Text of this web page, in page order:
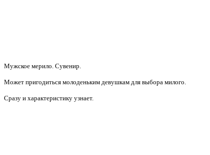
Мужское мерило. Сувенир.
Может пригодиться молоденьким девушкам для выбора милого.
Сразу и характеристику узнает.